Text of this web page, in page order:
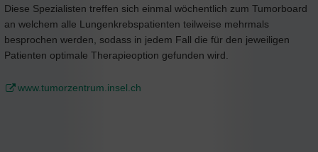
Diese Spezialisten treffen sich einmal wöchentlich zum Tumorboard
an welchem alle Lungenkrebspatienten teilweise mehrmals
besprochen werden, sodass in jedem Fall die für den jeweiligen
Patienten optimale Therapieoption gefunden wird.
www.tumorzentrum.insel.ch